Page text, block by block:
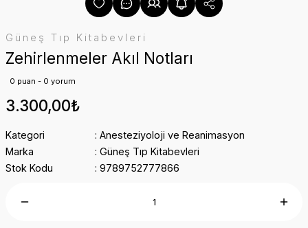
Güneş Tıp Kitabevleri
Zehirlenmeler Akıl Notları
0 puan - 0 yorum
3.300,00₺
Kategori
Anesteziyoloji ve Reanimasyon
Marka
Güneş Tıp Kitabevleri
Stok Kodu
9789752777866